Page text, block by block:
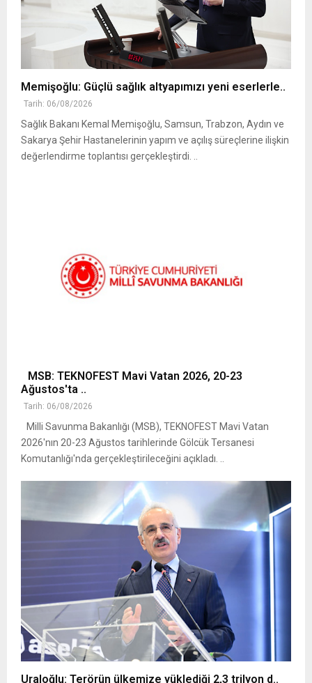
Memişoğlu: Güçlü sağlık altyapımızı yeni eserlerle..
Tarih: 06/08/2026
Sağlık Bakanı Kemal Memişoğlu, Samsun, Trabzon, Aydın ve
Sakarya Şehir Hastanelerinin yapım ve açılış süreçlerine ilişkin
değerlendirme toplantısı gerçekleştirdi. ..
MSB: TEKNOFEST Mavi Vatan 2026, 20-23
Ağustos'ta ..
Tarih: 06/08/2026
Milli Savunma Bakanlığı (MSB), TEKNOFEST Mavi Vatan
2026'nın 20-23 Ağustos tarihlerinde Gölcük Tersanesi
Komutanlığı'nda gerçekleştirileceğini açıkladı. ..
Uraloğlu: Terörün ülkemize yüklediği 2,3 trilyon d..